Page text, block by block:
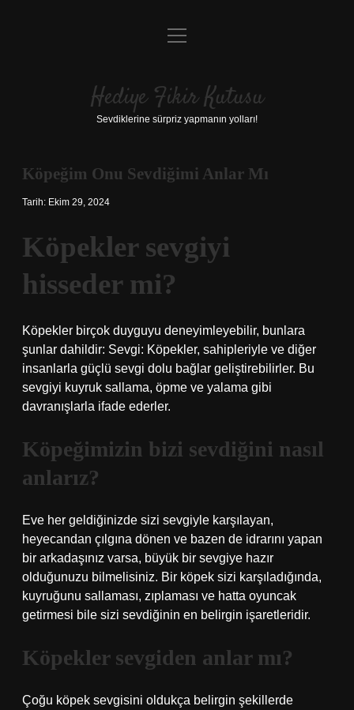
Anasayfa
Yasal Uyarı
menüyü
Hediye Fikir Kutusu
Sevdiklerine sürpriz yapmanın yolları!
Köpeğim Onu Sevdiğimi Anlar Mı
Tarih: Ekim 29, 2024
Köpekler sevgiyi
hisseder mi?
Köpekler birçok duyguyu deneyimleyebilir, bunlara
şunlar dahildir: Sevgi: Köpekler, sahipleriyle ve diğer
insanlarla güçlü sevgi dolu bağlar geliştirebilirler. Bu
sevgiyi kuyruk sallama, öpme ve yalama gibi
davranışlarla ifade ederler.
Köpeğimizin bizi sevdiğini nasıl
anlarız?
Eve her geldiğinizde sizi sevgiyle karşılayan,
heyecandan çılgına dönen ve bazen de idrarını yapan
bir arkadaşınız varsa, büyük bir sevgiye hazır
olduğunuzu bilmelisiniz. Bir köpek sizi karşıladığında,
kuyruğunu sallaması, zıplaması ve hatta oyuncak
getirmesi bile sizi sevdiğinin en belirgin işaretleridir.
Köpekler sevgiden anlar mı?
Çoğu köpek sevgisini oldukça belirgin şekillerde